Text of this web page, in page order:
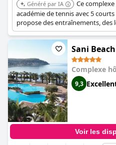
Généré par IA
Ce
académie de tennis avec 5
propose des entraînements, des
âges, la location et la vente de
tournois.
Sani Beach
Complexe
9,3
Voir les